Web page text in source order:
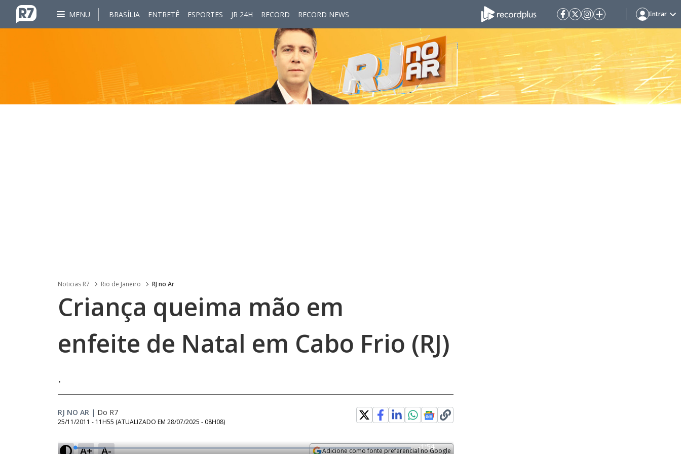
MENU BRASÍLIA ENTRETÊ ESPORTES JR 24H RECORD RECORD NEWS Entrar
Noticias R7 Rio de Janeiro RJ no Ar
Criança queima mão em
enfeite de Natal em Cabo Frio (RJ)
.
RJ NO AR | Do R7
25/11/2011 - 11H55 (ATUALIZADO EM 28/07/2025 - 08H08)
A+ A- Adicione como fonte preferencial no Google
L
R
-1:54